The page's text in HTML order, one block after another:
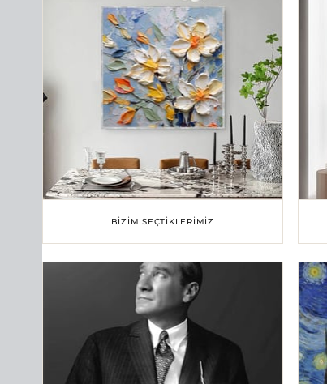
BIZIM SEÇTIKLERIMIZ